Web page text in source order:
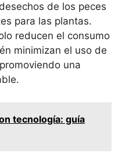
de los peces
para las plantas.
reducen el consumo
minimizan el uso de
una
tecnología: guía